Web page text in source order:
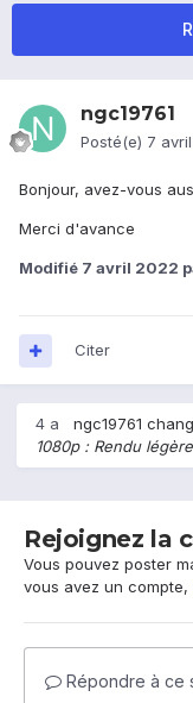
ngc19761
Posté(e) 7
Bonjour, avez-vous
Merci d'avance
Modifié 7 avril 2022
Citer
4 a ngc19761
1080p : Rendu
Rejoignez la
Vous pouvez poster
vous avez un compte,
Répondre à ce